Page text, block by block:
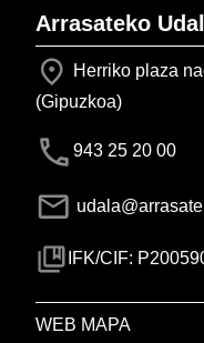
Arrasateko
Herriko plaza
(Gipuzkoa)
943 25 20 00
IFK/CIF:
WEB MAPA